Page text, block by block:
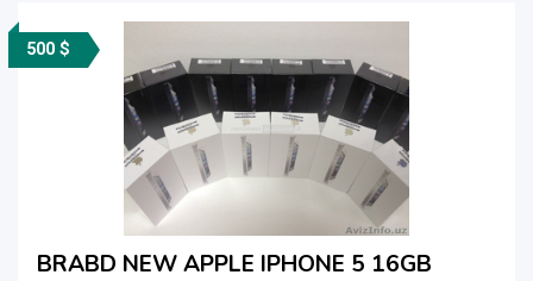
500 $
BRABD NEW APPLE IPHONE 5 16GB